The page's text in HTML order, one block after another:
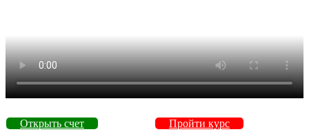
Открыть счет Пройти курс